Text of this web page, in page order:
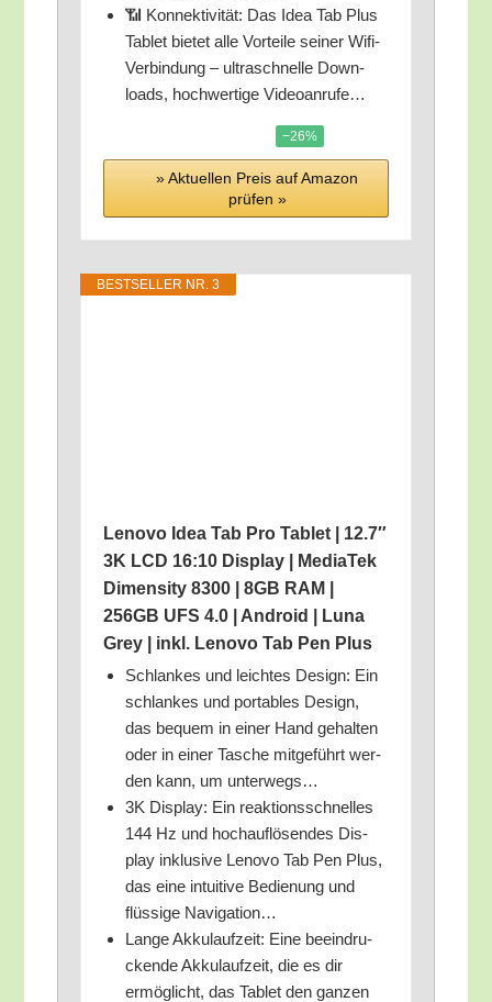
📶 Kon­nek­ti­vi­tät: Das Idea Tab Plus
Tablet bie­tet alle Vor­tei­le sei­ner Wifi-
Ver­bin­dung – ultra­schnel­le Down­
loads, hoch­wer­ti­ge Videoanrufe…
−26%
» Aktu­el­len Preis auf Ama­zon
prü­fen »
BEST­SEL­LER NR. 3
Leno­vo Idea Tab Pro Tablet | 12.7″
3K LCD 16:10 Dis­play | Media­Tek
Dimen­si­ty 8300 | 8GB RAM |
256GB UFS 4.0 | Android | Luna
Grey | inkl. Leno­vo Tab Pen Plus
Schlan­kes und leich­tes Design: Ein
schlan­kes und por­ta­bles Design,
das bequem in einer Hand gehal­ten
oder in einer Tasche mit­ge­führt wer­
den kann, um unterwegs…
3K Dis­play: Ein reak­ti­ons­schnel­les
144 Hz und hoch­auf­lö­sen­des Dis­
play inklu­si­ve Leno­vo Tab Pen Plus,
das eine intui­ti­ve Bedie­nung und
flüs­si­ge Navigation…
Lan­ge Akku­lauf­zeit: Eine beein­dru­
cken­de Akku­lauf­zeit, die es dir
ermög­licht, das Tablet den gan­zen